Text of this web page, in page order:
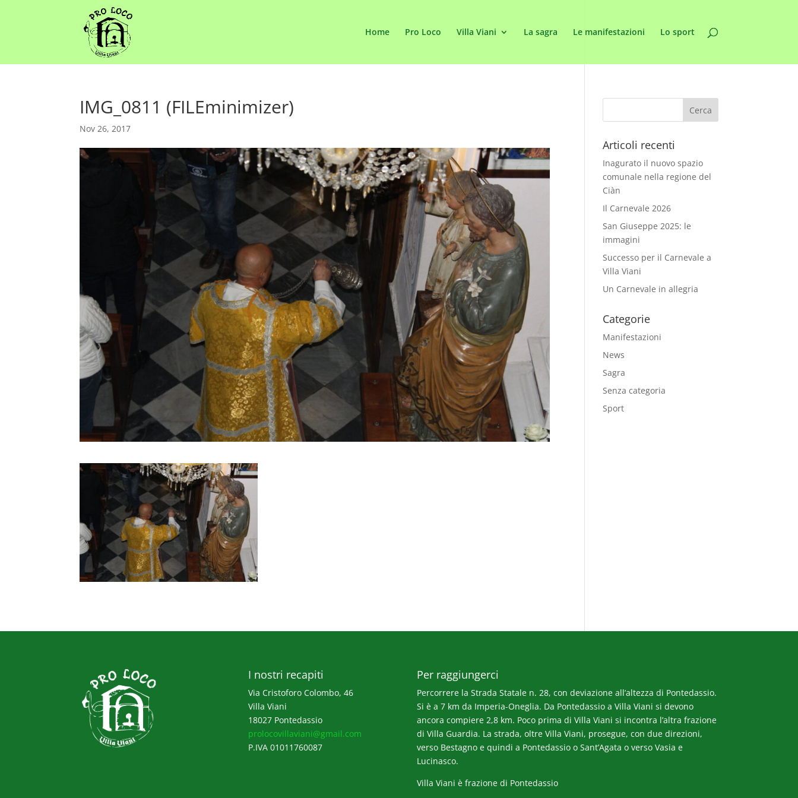
Home Pro Loco Villa Viani La sagra Le manifestazioni Lo sport
IMG_0811 (FILEminimizer)
Nov 26, 2017
Articoli recenti
Inagurato il nuovo spazio
comunale nella regione del
Ciàn
Il Carnevale 2026
San Giuseppe 2025: le
immagini
Successo per il Carnevale a
Villa Viani
Un Carnevale in allegria
Categorie
Manifestazioni
News
Sagra
Senza categoria
Sport
I nostri recapiti
Via Cristoforo Colombo, 46
Villa Viani
18027 Pontedassio
prolocovillaviani@gmail.com
P.IVA 01011760087
Per raggiungerci
Percorrere la Strada Statale n. 28, con deviazione all’altezza di Pontedassio.
Si è a 7 km da Imperia-Oneglia. Da Pontedassio a Villa Viani si devono
ancora compiere 2,8 km. Poco prima di Villa Viani si incontra l’altra frazione
di Villa Guardia. La strada, oltre Villa Viani, prosegue, con due direzioni,
verso Bestagno e quindi a Pontedassio o Sant’Agata o verso Vasia e
Lucinasco.
Villa Viani è frazione di Pontedassio